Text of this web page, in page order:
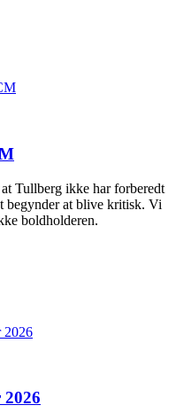
Tullberg ikke har forberedt
begynder at blive kritisk. Vi
boldholderen.
2026